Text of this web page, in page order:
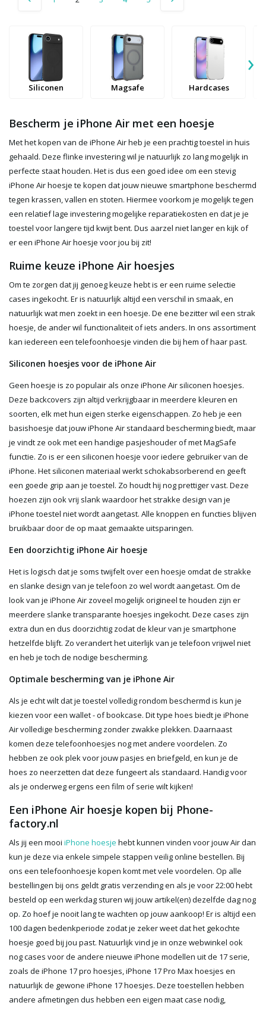
Siliconen Magsafe Hardcases
›
Bescherm je iPhone Air met een hoesje
Met het kopen van de iPhone Air heb je een prachtig toestel in huis
gehaald. Deze flinke investering wil je natuurlijk zo lang mogelijk in
perfecte staat houden. Het is dus een goed idee om een stevig
iPhone Air hoesje te kopen dat jouw nieuwe smartphone beschermd
tegen krassen, vallen en stoten. Hiermee voorkom je mogelijk tegen
een relatief lage investering mogelijke reparatiekosten en dat je je
toestel voor langere tijd kwijt bent. Dus aarzel niet langer en kijk of
er een iPhone Air hoesje voor jou bij zit!
Ruime keuze iPhone Air hoesjes
Om te zorgen dat jij genoeg keuze hebt is er een ruime selectie
cases ingekocht. Er is natuurlijk altijd een verschil in smaak, en
natuurlijk wat men zoekt in een hoesje. De ene bezitter wil een strak
hoesje, de ander wil functionaliteit of iets anders. In ons assortiment
kan iedereen een telefoonhoesje vinden die bij hem of haar past.
Siliconen hoesjes voor de iPhone Air
Geen hoesje is zo populair als onze iPhone Air siliconen hoesjes.
Deze backcovers zijn altijd verkrijgbaar in meerdere kleuren en
soorten, elk met hun eigen sterke eigenschappen. Zo heb je een
basishoesje dat jouw iPhone Air standaard bescherming biedt, maar
je vindt ze ook met een handige pasjeshouder of met MagSafe
functie. Zo is er een siliconen hoesje voor iedere gebruiker van de
iPhone. Het siliconen materiaal werkt schokabsorberend en geeft
een goede grip aan je toestel. Zo houdt hij nog prettiger vast. Deze
hoezen zijn ook vrij slank waardoor het strakke design van je
iPhone toestel niet wordt aangetast. Alle knoppen en functies blijven
bruikbaar door de op maat gemaakte uitsparingen.
Een doorzichtig iPhone Air hoesje
Het is logisch dat je soms twijfelt over een hoesje omdat de strakke
en slanke design van je telefoon zo wel wordt aangetast. Om de
look van je iPhone Air zoveel mogelijk origineel te houden zijn er
meerdere slanke transparante hoesjes ingekocht. Deze cases zijn
extra dun en dus doorzichtig zodat de kleur van je smartphone
hetzelfde blijft. Zo verandert het uiterlijk van je telefoon vrijwel niet
en heb je toch de nodige bescherming.
Optimale bescherming van je iPhone Air
Als je echt wilt dat je toestel volledig rondom beschermd is kun je
kiezen voor een wallet - of bookcase. Dit type hoes biedt je iPhone
Air volledige bescherming zonder zwakke plekken. Daarnaast
komen deze telefoonhoesjes nog met andere voordelen. Zo
hebben ze ook plek voor jouw pasjes en briefgeld, en kun je de
hoes zo neerzetten dat deze fungeert als standaard. Handig voor
als je onderweg ergens een film of serie wilt kijken!
Een iPhone Air hoesje kopen bij Phone-
factory.nl
Als jij een mooi iPhone hoesje hebt kunnen vinden voor jouw Air dan
kun je deze via enkele simpele stappen veilig online bestellen. Bij
ons een telefoonhoesje kopen komt met vele voordelen. Op alle
bestellingen bij ons geldt gratis verzending en als je voor 22:00 hebt
besteld op een werkdag sturen wij jouw artikel(en) dezelfde dag nog
op. Zo hoef je nooit lang te wachten op jouw aankoop! Er is altijd een
100 dagen bedenkperiode zodat je zeker weet dat het gekochte
hoesje goed bij jou past. Natuurlijk vind je in onze webwinkel ook
nog cases voor de andere nieuwe iPhone modellen uit de 17 serie,
zoals de iPhone 17 pro hoesjes, iPhone 17 Pro Max hoesjes en
natuurlijk de gewone iPhone 17 hoesjes. Deze toestellen hebben
andere afmetingen dus hebben een eigen maat case nodig,